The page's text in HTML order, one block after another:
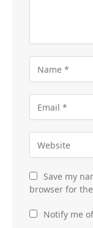
Save my
browser for
Notify me